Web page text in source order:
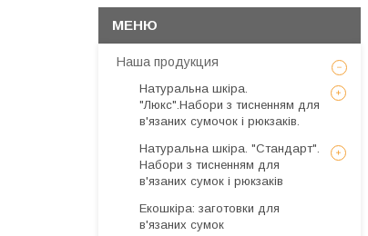
Наша продукция
Натуральна шкіра.
"Люкс".Набори з тисненням для
в'язаних сумочок і рюкзаків.
Натуральна шкіра. "Стандарт".
Набори з тисненням для
в'язаних сумок і рюкзаків
Екошкіра: заготовки для
в'язаних сумок